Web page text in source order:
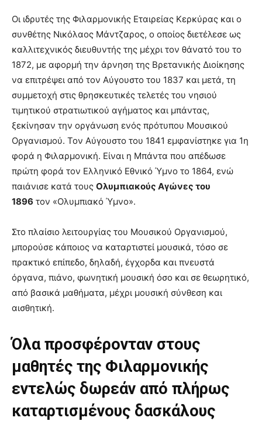
Οι ιδρυτές της Φιλαρμονικής Εταιρείας Κερκύρας και ο
συνθέτης Νικόλαος Μάντζαρος, ο οποίος διετέλεσε ως
καλλιτεχνικός διευθυντής της μέχρι τον θάνατό του το
1872, με αφορμή την άρνηση της Βρετανικής Διοίκησης
να επιτρέψει από τον Αύγουστο του 1837 και μετά, τη
συμμετοχή στις θρησκευτικές τελετές του νησιού
τιμητικού στρατιωτικού αγήματος και μπάντας,
ξεκίνησαν την οργάνωση ενός πρότυπου Μουσικού
Οργανισμού. Τον Αύγουστο του 1841 εμφανίστηκε για 1η
φορά η Φιλαρμονική. Είναι η Μπάντα που απέδωσε
πρώτη φορά τον Ελληνικό Εθνικό Ύμνο το 1864, ενώ
παιάνισε κατά τους Ολυμπιακούς Αγώνες του
1896 τον «Ολυμπιακό Ύμνο».
Στο πλαίσιο λειτουργίας του Μουσικού Οργανισμού,
μπορούσε κάποιος να καταρτιστεί μουσικά, τόσο σε
πρακτικό επίπεδο, δηλαδή, έγχορδα και πνευστά
όργανα, πιάνο, φωνητική μουσική όσο και σε θεωρητικό,
από βασικά μαθήματα, μέχρι μουσική σύνθεση και
αισθητική.
Όλα προσφέρονταν στους
μαθητές της Φιλαρμονικής
εντελώς δωρεάν από πλήρως
καταρτισμένους δασκάλους